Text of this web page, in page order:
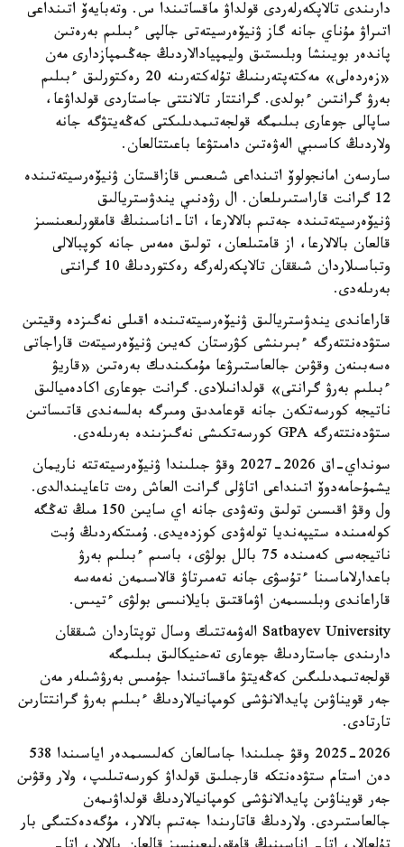
دارىندى تالاپكەرلەردى قولداۋ ماقساتىندا س. وتەبايەۆ اتىنداعى
اتىراۋ مۇناي جانە گاز ۋنيۆەرسيتەتى جالپى ءبىلىم بەرەتىن
پاندەر بويىنشا وبلىستىق وليمپيادالاردىڭ جەڭىمپازدارى مەن
«زەردەلى» مەكتەپتەرىنىڭ تۇلەكتەرىنە 20 رەكتورلىق ءبىلىم
بەرۋ گرانتىن ءبولدى. گرانتتار تالانتتى جاستاردى قولداۋعا،
ساپالى جوعارى بىلىمگە قولجەتىمدىلىكتى كەڭەيتۋگە جانە
ولاردىڭ كاسىبي الەۋەتىن دامىتۋعا باعىتتالعان.
سارسەن امانجولوۆ اتىنداعى شىعىس قازاقستان ۋنيۆەرسيتەتىندە
12 گرانت قاراستىرىلعان. ال رۋدنىي يندۋستريالىق
ۋنيۆەرسيتەتىندە جەتىم بالالارعا، اتا-اناسىنىڭ قامقورلىعىنسىز
قالعان بالالارعا، از قامتىلعان، تولىق ەمەس جانە كوپبالالى
وتباسىلاردان شىققان تالاپكەرلەرگە رەكتوردىڭ 10 گرانتى
بەرىلەدى.
قاراعاندى يندۋستريالىق ۋنيۆەرسيتەتىندە اقىلى نەگىزدە وقيتىن
ستۋدەنتتەرگە ءبىرىنشى كۋرستان كەيىن ۋنيۆەرسيتەت قاراجاتى
ەسەبىنەن وقۋىن جالعاستىرۋعا مۇمكىندىك بەرەتىن «قاريۋ
ءبىلىم بەرۋ گرانتى» قولدانىلادى. گرانت جوعارى اكادەميالىق
ناتيجە كورسەتكەن جانە قوعامدىق ومىرگە بەلسەندى قاتىساتىن
ستۋدەنتتەرگە GPA كورسەتكىشى نەگىزىندە بەرىلەدى.
سونداي-اق 2026-2027 وقۋ جىلىندا ۋنيۆەرسيتەتتە ناريمان
يشمۇحامەدوۆ اتىنداعى اتاۋلى گرانت العاش رەت تاعايىندالدى.
ول وقۋ اقىسىن تولىق وتەۋدى جانە اي سايىن 150 مىڭ تەڭگە
كولەمىندە ستيپەنديا تولەۋدى كوزدەيدى. ۇمىتكەردىڭ ۇبت
ناتيجەسى كەمىندە 75 بالل بولۋى، باسىم ءبىلىم بەرۋ
باعدارلاماسىنا ءتۇسۋى جانە تەمىرتاۋ قالاسىمەن نەمەسە
قاراعاندى وبلىسىمەن اۋماقتىق بايلانىسى بولۋى ءتيىس.
Satbayev University الەۋمەتتىك وسال توپتاردان شىققان
دارىندى جاستاردىڭ جوعارى تەحنيكالىق بىلىمگە
قولجەتىمدىلىگىن كەڭەيتۋ ماقساتىندا جۇمىس بەرۋشىلەر مەن
جەر قويناۋىن پايدالانۋشى كومپانيالاردىڭ ءبىلىم بەرۋ گرانتتارىن
تارتادى.
2025-2026 وقۋ جىلىندا جاسالعان كەلىسىمدەر اياسىندا 538
دەن استام ستۋدەنتكە قارجىلىق قولداۋ كورسەتىلىپ، ولار وقۋىن
جەر قويناۋىن پايدالانۋشى كومپانيالاردىڭ قولداۋىمەن
جالعاستىردى. ولاردىڭ قاتارىندا جەتىم بالالار، مۇگەدەكتىگى بار